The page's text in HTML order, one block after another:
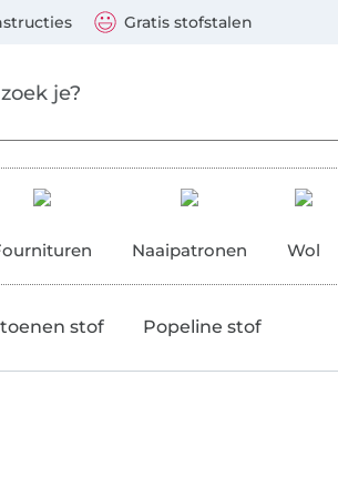
Gratis stofstalen
Naaipatronen Wol
stof Popeline stof
Mastercard, PayPal, iDeal,